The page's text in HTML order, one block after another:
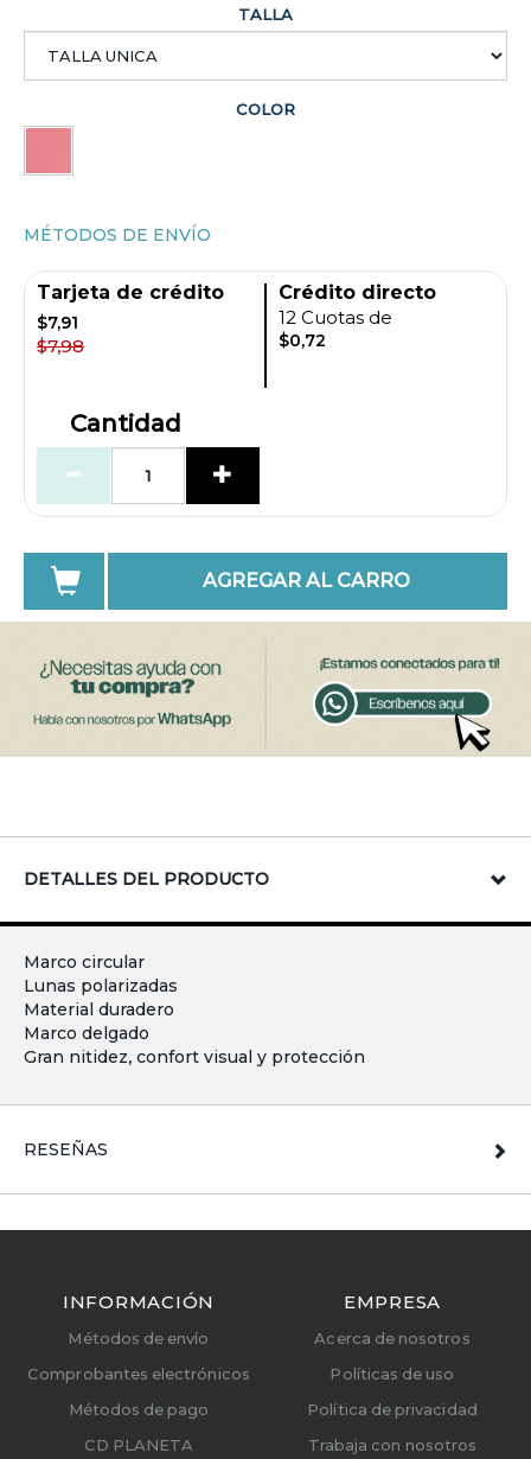
TALLA
COLOR
MÉTODOS DE ENVÍO
Tarjeta de crédito
$7,91
$7,98
Crédito directo
12 Cuotas de
$0,72
Cantidad
AGREGAR AL CARRO
DETALLES DEL PRODUCTO
Marco circular
Lunas polarizadas
Material duradero
Marco delgado
Gran nitidez, confort visual y protección
RESEÑAS
INFORMACIÓN
Métodos de envío
Comprobantes electrónicos
Métodos de pago
CD PLANETA
EMPRESA
Acerca de nosotros
Políticas de uso
Política de privacidad
Trabaja con nosotros